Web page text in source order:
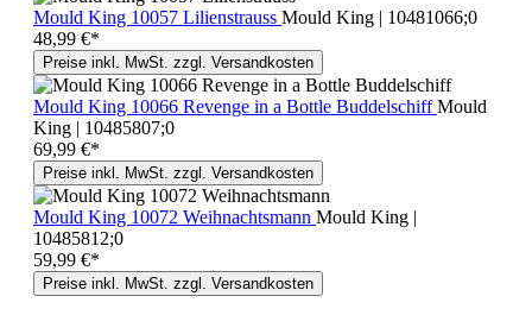
Mould King 10057 Lilienstrauss Mould King | 10481066;0
48,99 €*
Preise inkl. MwSt. zzgl. Versandkosten
Mould King 10066 Revenge in a Bottle BuddelschiffMould
King | 10485807;0
69,99 €*
Preise inkl. MwSt. zzgl. Versandkosten
Mould King 10072 Weihnachtsmann Mould King |
10485812;0
59,99 €*
Preise inkl. MwSt. zzgl. Versandkosten